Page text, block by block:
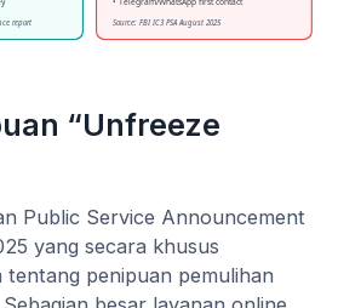
“Unfreeze
Public Service Announcement
yang secara khusus
tentang penipuan pemulihan